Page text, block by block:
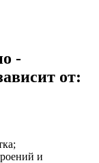
-
от:
и